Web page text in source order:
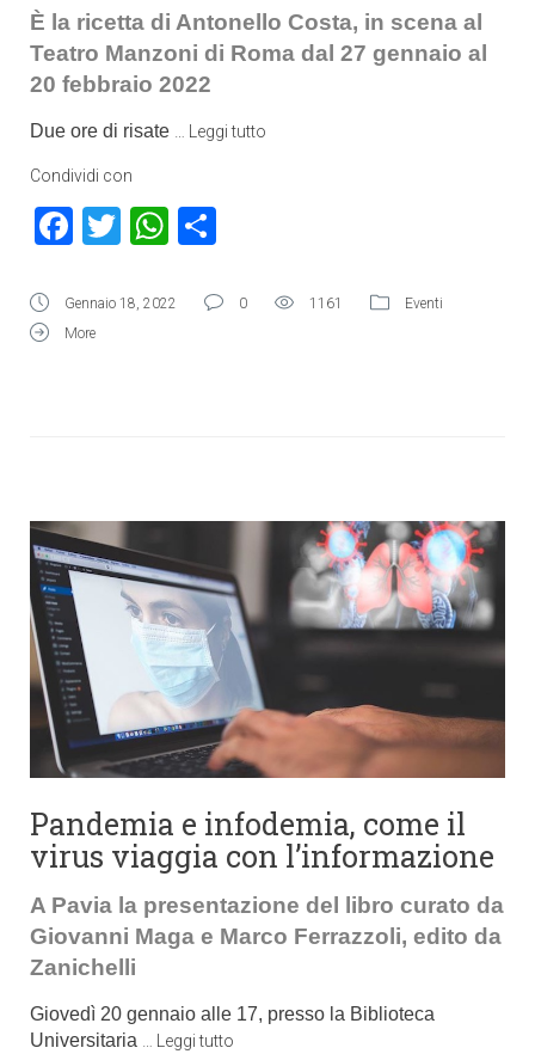
È la ricetta di Antonello Costa, in scena al
Teatro Manzoni di Roma dal 27 gennaio al
20 febbraio 2022
Due ore di risate Leggi tutto
Condividi con
Facebook
TwitterWhatsApp
Gennaio 18, 2022 0 1161
Eventi
More
Pandemia e infodemia, come il
virus viaggia con l’informazione
A Pavia la presentazione del libro curato da
Giovanni Maga e Marco Ferrazzoli, edito da
Zanichelli
Giovedì 20 gennaio alle 17, presso la Biblioteca
Universitaria
Leggi tutto